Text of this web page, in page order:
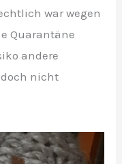
war wegen
Quarantäne
andere
nicht